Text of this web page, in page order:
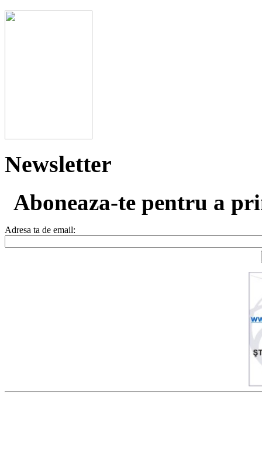
Newsletter
Aboneaza-te pentru a
Adresa ta de email: